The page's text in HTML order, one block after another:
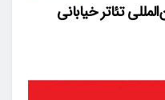
تئاتر خیابانی